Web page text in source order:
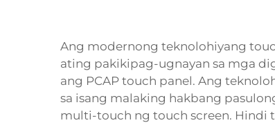
Ang modernong teknolohiyang
ating pakikipag-ugnayan sa mga
ang PCAP touch panel. Ang
sa isang malaking hakbang
multi-touch ng touch screen. Hindi